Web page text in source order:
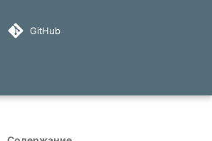
GitHub